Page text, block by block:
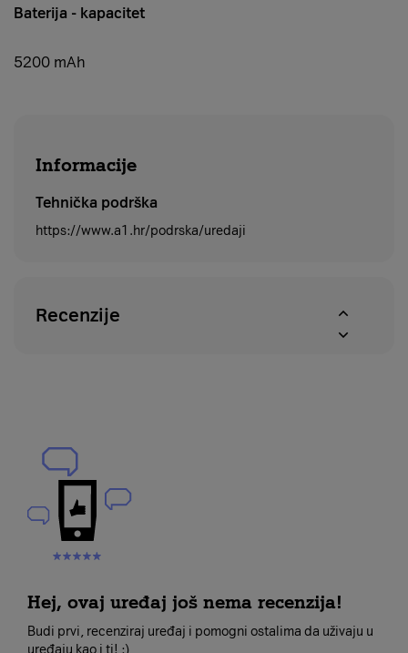
Baterija - kapacitet
5200 mAh
Informacije
Tehnička podrška
https://www.a1.hr/podrska/uredaji
Recenzije
Hej, ovaj uređaj još nema recenzija!
Budi prvi, recenziraj uređaj i pomogni ostalima da uživaju u
uređaju kao i ti! :)